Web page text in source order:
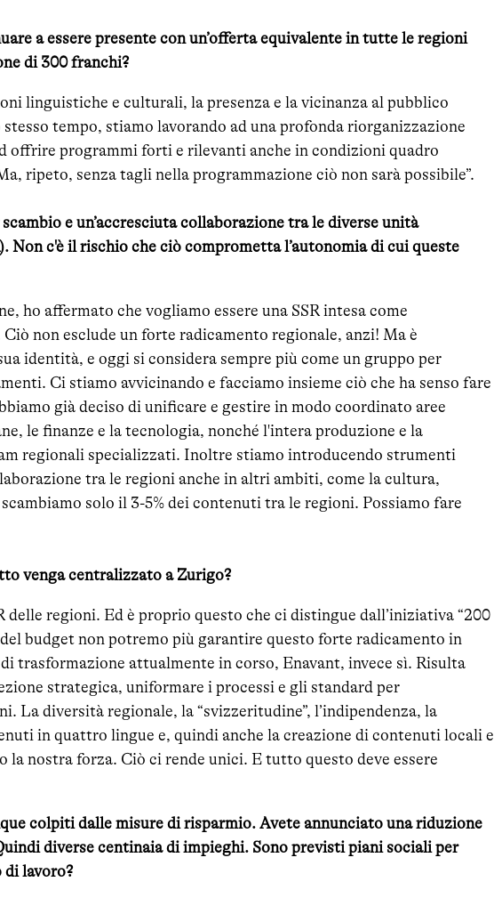
a essere presente con un’offerta equivalente in tutte le regioni
di 300 franchi?
linguistiche e culturali, la presenza e la vicinanza al pubblico
tempo, stiamo lavorando ad una profonda riorganizzazione
offrire programmi forti e rilevanti anche in condizioni quadro
ripeto, senza tagli nella programmazione ciò non sarà possibile”.
e un’accresciuta collaborazione tra le diverse unità
Non c'è il rischio che ciò comprometta l’autonomia di cui queste
ho affermato che vogliamo essere una SSR intesa come
non esclude un forte radicamento regionale, anzi! Ma è
identità, e oggi si considera sempre più come un gruppo per
Ci stiamo avvicinando e facciamo insieme ciò che ha senso fare
già deciso di unificare e gestire in modo coordinato aree
le finanze e la tecnologia, nonché l'intera produzione e la
regionali specializzati. Inoltre stiamo introducendo strumenti
tra le regioni anche in altri ambiti, come la cultura,
solo il 3-5% dei contenuti tra le regioni. Possiamo fare
venga centralizzato a Zurigo?
delle regioni. Ed è proprio questo che ci distingue dall’iniziativa “200
budget non potremo più garantire questo forte radicamento in
trasformazione attualmente in corso, Enavant, invece sì. Risulta
strategica, uniformare i processi e gli standard per
La diversità regionale, la “svizzeritudine”, l’indipendenza, la
in quattro lingue e, quindi anche la creazione di contenuti locali e
la nostra forza. Ciò ci rende unici. E tutto questo deve essere
colpiti dalle misure di risparmio. Avete annunciato una riduzione
diverse centinaia di impieghi. Sono previsti piani sociali per
lavoro?